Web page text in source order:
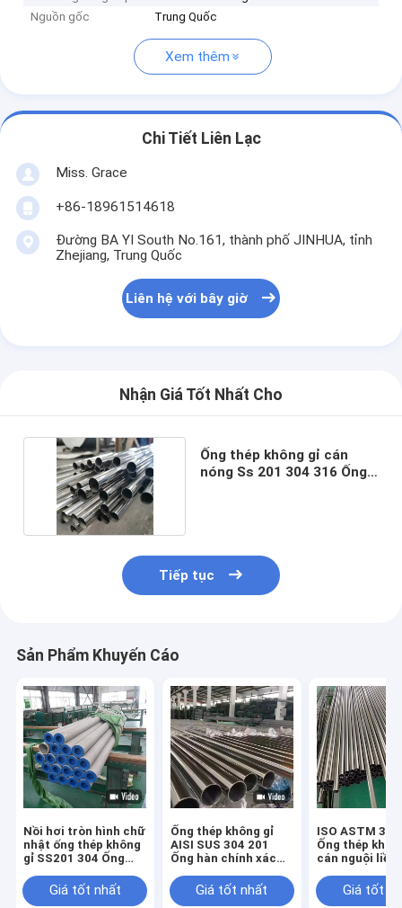
Nguồn gốc
Trung Quốc
Xem thêm
Chi Tiết Liên Lạc
Miss. Grace
+86-18961514618
Đường BA YI South No.161, thành phố JINHUA, tỉnh
Zhejiang, Trung Quốc
Liên hệ với bây giờ
Nhận Giá Tốt Nhất Cho
Ống thép không gỉ cán
nóng Ss 201 304 316 Ống
Tiếp tục
Sản Phẩm Khuyến Cáo
Nồi hơi tròn hình chữ
nhật ống thép không
gỉ SS201 304 Ống
Giá tốt nhất
Ống thép không gỉ
AISI SUS 304 201
Ống hàn chính xác
Giá tốt nhất
ISO ASTM
Ống thép
cán nguội liền
Giá tốt